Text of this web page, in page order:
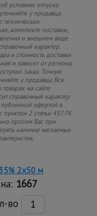
условиях отпуска
у продавца.
технических
комплекте поставки,
и внешнем виде
характер.
и стоимость доставки
и зависит от региона,
заказ. Точную
у продавца. Вся
на сайте
справочный характер
публичной офертой в
пунктом 2 статьи 437 ГК
просим Вас при
наличие желаемых
2х50 м
1667
во